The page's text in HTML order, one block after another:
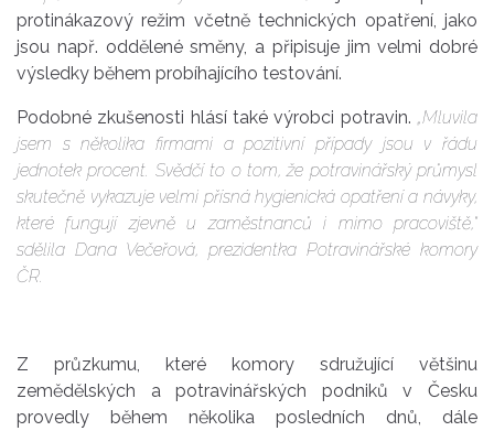
protinákazový režim včetně technických opatření, jako
jsou např. oddělené směny, a připisuje jim velmi dobré
výsledky během probíhajícího testování.
Podobné zkušenosti hlásí také výrobci potravin. „Mluvila
jsem s několika firmami a pozitivní případy jsou v řádu
jednotek procent. Svědčí to o tom, že potravinářský průmysl
skutečně vykazuje velmi přísná hygienická opatření a návyky,
které fungují zjevně u zaměstnanců i mimo pracoviště,“
sdělila Dana Večeřová, prezidentka Potravinářské komory
ČR.
Z průzkumu, které komory sdružující většinu
zemědělských a potravinářských podniků v Česku
provedly během několika posledních dnů, dále